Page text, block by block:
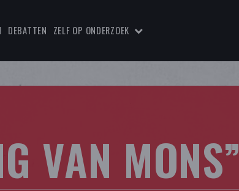
DEBATTEN ZELF OP ONDERZOEK
VAN MONS”